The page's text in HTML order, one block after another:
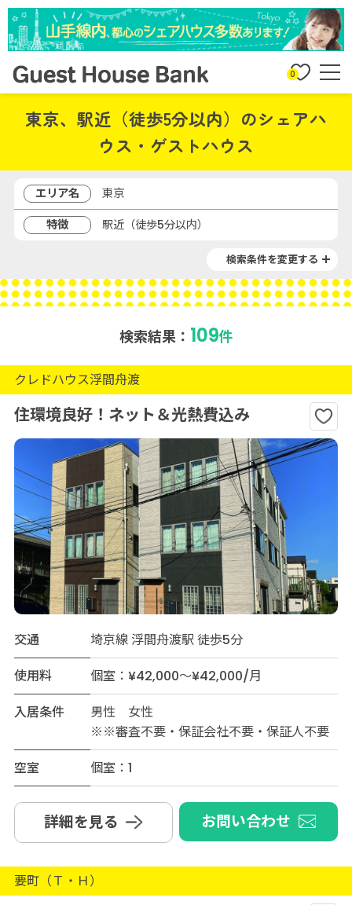
0
東京、駅近（徒歩5分以内）のシェアハ
ウス・ゲストハウス
エリア名
東京
特徴
駅近（徒歩5分以内）
検索条件を変更する
検索結果： 109件
クレドハウス浮間舟渡
住環境良好！ネット＆光熱費込み
交通
埼京線 浮間舟渡駅 徒歩5分
使用料
個室：¥42,000～¥42,000/月
入居条件
男性 女性
※※審査不要・保証会社不要・保証人不要
空室
個室：1
詳細を見る お問い合わせ
要町（Ｔ・Ｈ）